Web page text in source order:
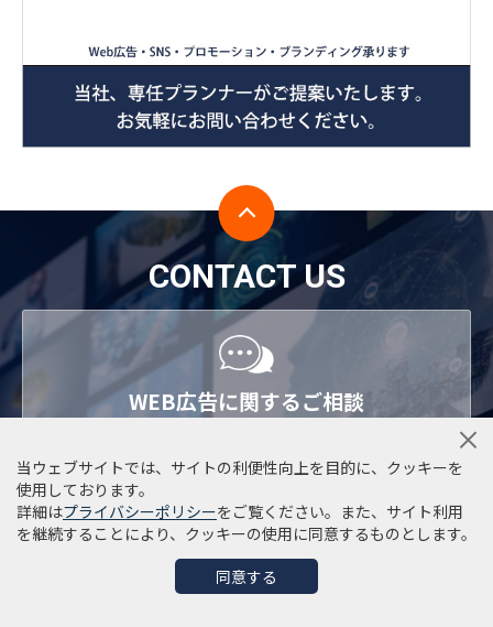
CONTACT US
WEB広告に関するご相談
ます。当社専任プランナーがご提案いたします。お気軽
にご相談・お問い合わせください。
当ウェブサイトでは、サイトの利便性向上を目的に、クッキーを
使用しております。
詳細はプライバシーポリシーをご覧ください。また、サイト利用
を継続することにより、クッキーの使用に同意するものとします。
同意する